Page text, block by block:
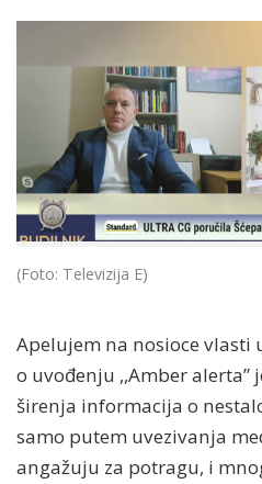
(Foto: Televizija E)
Apelujem na nosioce vlasti
o uvođenju ,,Amber alerta”
širenja informacija o
samo putem uvezivanja
angažuju za potragu, i